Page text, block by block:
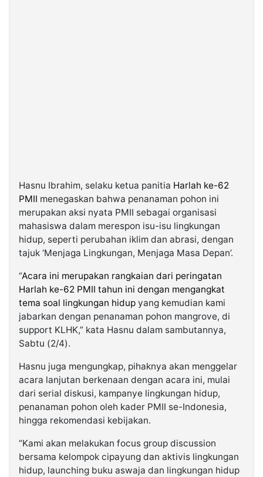
Hasnu Ibrahim, selaku ketua panitia Harlah ke-62
PMII menegaskan bahwa penanaman pohon ini
merupakan aksi nyata PMII sebagai organisasi
mahasiswa dalam merespon isu-isu lingkungan
hidup, seperti perubahan iklim dan abrasi, dengan
tajuk ‘Menjaga Lingkungan, Menjaga Masa Depan’.
“Acara ini merupakan rangkaian dari peringatan
Harlah ke-62 PMII tahun ini dengan mengangkat
tema soal lingkungan hidup yang kemudian kami
jabarkan dengan penanaman pohon mangrove, di
support KLHK,” kata Hasnu dalam sambutannya,
Sabtu (2/4).
Hasnu juga mengungkap, pihaknya akan menggelar
acara lanjutan berkenaan dengan acara ini, mulai
dari serial diskusi, kampanye lingkungan hidup,
penanaman pohon oleh kader PMII se-Indonesia,
hingga rekomendasi kebijakan.
“Kami akan melakukan focus group discussion
bersama kelompok cipayung dan aktivis lingkungan
hidup, launching buku aswaja dan lingkungan hidup